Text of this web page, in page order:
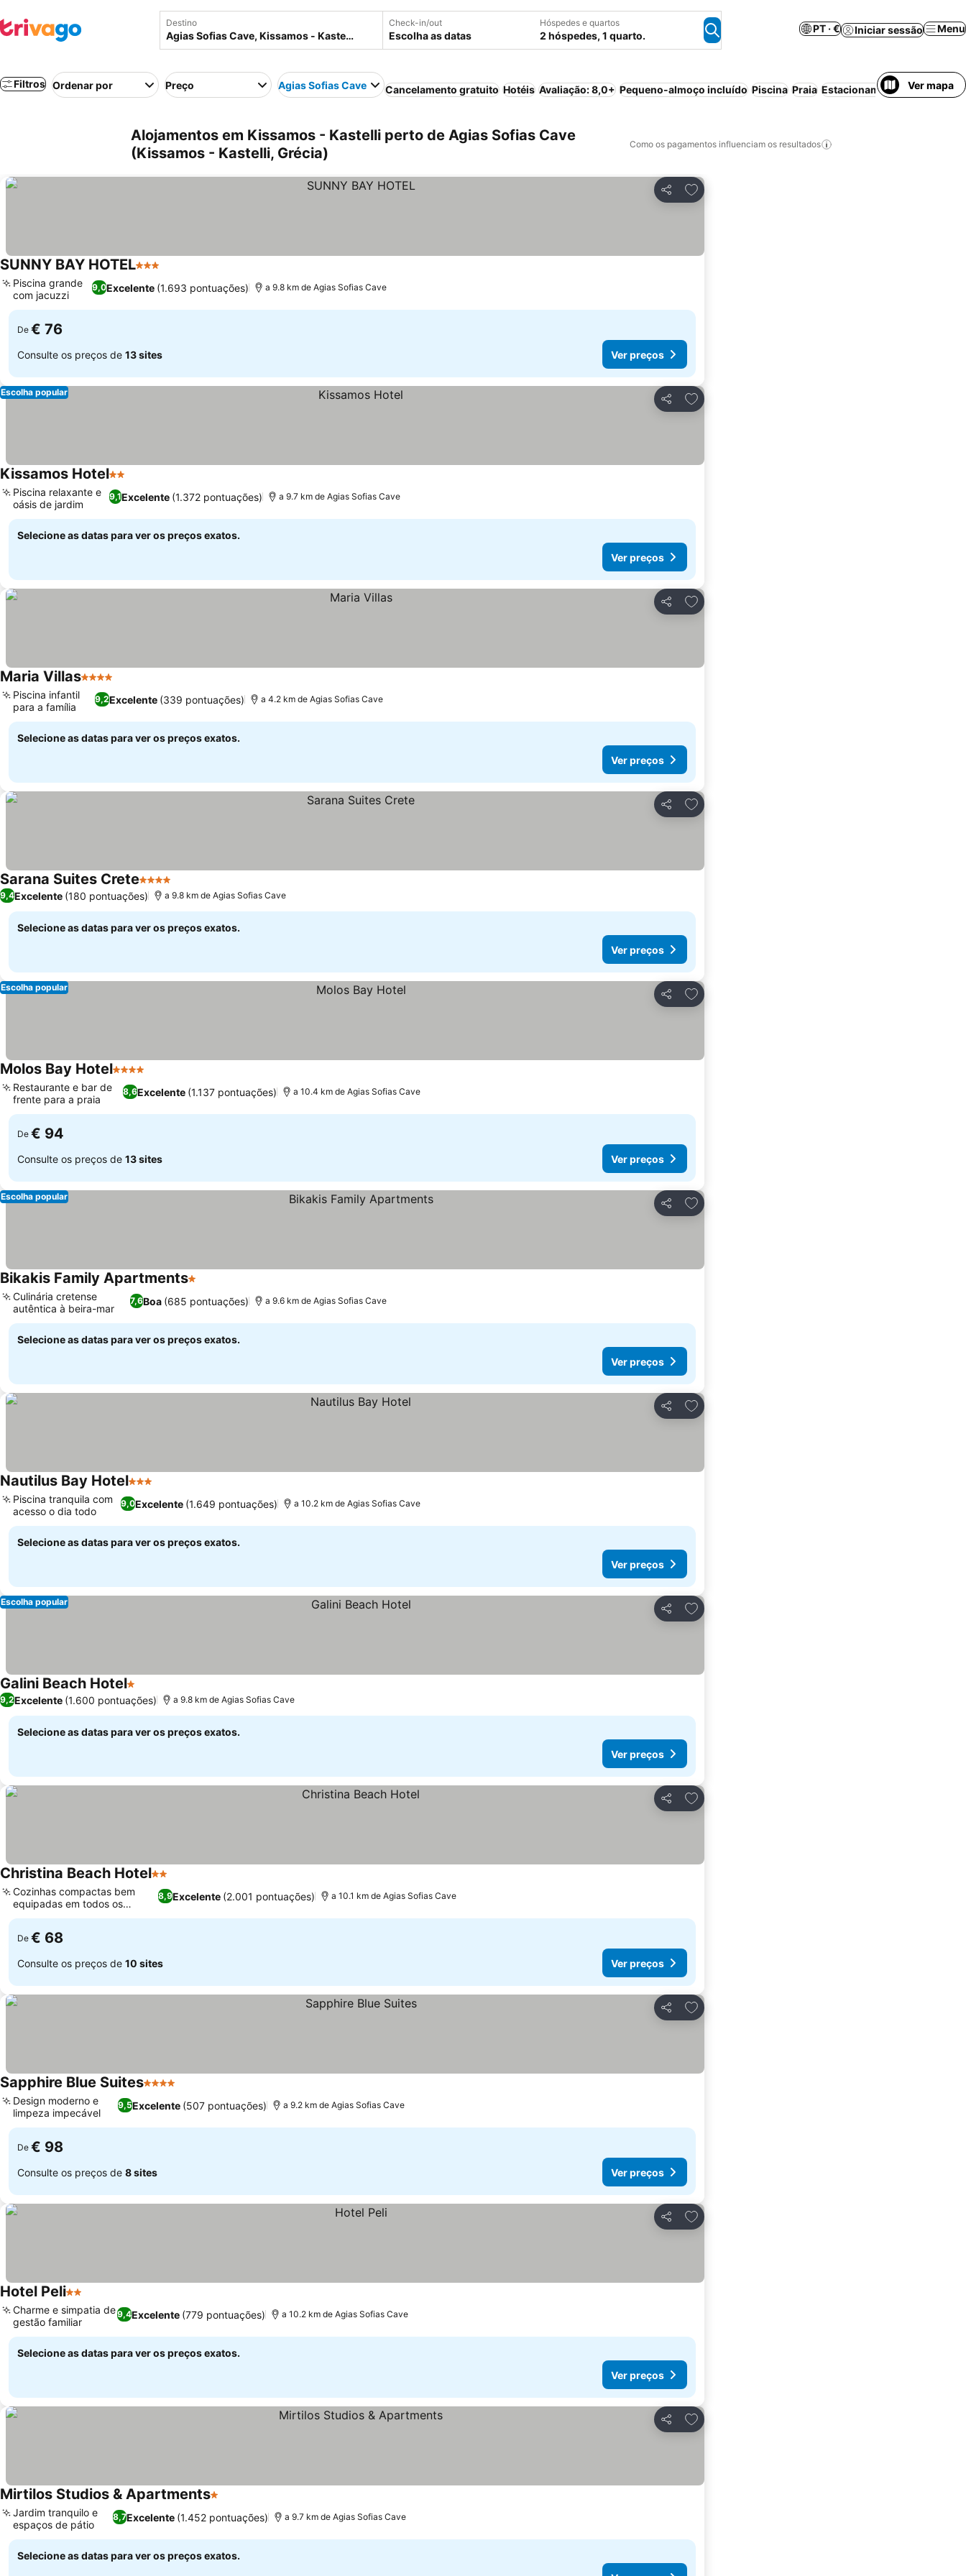
Destino Check-in/out
Escolha as datas
Hóspedes e quartos
2 hóspedes, 1 quarto.
PT · € Iniciar sessão Menu
Filtros Ordenar por Preço Agias Sofias Cave Cancelamento gratuito Hotéis Avaliação: 8,0+ Pequeno-almoço incluído Piscina Praia Estacionamento Aparthotel
Ver mapa
Alojamentos em Kissamos - Kastelli perto de Agias Sofias Cave
(Kissamos - Kastelli, Grécia)
Como os pagamentos influenciam os resultados
Partilhar
Adicionar aos favoritos
SUNNY BAY HOTEL3 Estrelas
9,0Excelente (1.693 pontuações)
Piscina grande
com jacuzzi
a 9.8 km de Agias Sofias Cave
De € 76
Consulte os preços de 13 sites Ver preços
Partilhar
Adicionar aos favoritos
Escolha popular
Kissamos Hotel2 Estrelas
9,1Excelente (1.372 pontuações)
Piscina relaxante e
oásis de jardim
a 9.7 km de Agias Sofias Cave
Selecione as datas para ver os preços exatos.
Ver preços
Partilhar
Adicionar aos favoritos
Maria Villas4 Estrelas
9,2Excelente (339 pontuações)
Piscina infantil
para a família
a 4.2 km de Agias Sofias Cave
Selecione as datas para ver os preços exatos.
Ver preços
Partilhar
Adicionar aos favoritos
Sarana Suites Crete4 Estrelas
9,4Excelente (180 pontuações) a 9.8 km de Agias Sofias Cave
Selecione as datas para ver os preços exatos.
Ver preços
Partilhar
Adicionar aos favoritos
Escolha popular
Molos Bay Hotel4 Estrelas
8,6Excelente (1.137 pontuações)
Restaurante e bar de
frente para a praia
a 10.4 km de Agias Sofias Cave
De € 94
Consulte os preços de 13 sites Ver preços
Partilhar
Adicionar aos favoritos
Escolha popular
Bikakis Family Apartments1 Estrelas
7,6Boa (685 pontuações)
Culinária cretense
autêntica à beira-mar
a 9.6 km de Agias Sofias Cave
Selecione as datas para ver os preços exatos.
Ver preços
Partilhar
Adicionar aos favoritos
Nautilus Bay Hotel3 Estrelas
9,0Excelente (1.649 pontuações)
Piscina tranquila com
acesso o dia todo
a 10.2 km de Agias Sofias Cave
Selecione as datas para ver os preços exatos.
Ver preços
Partilhar
Adicionar aos favoritos
Escolha popular
Galini Beach Hotel1 Estrelas
Ver preços
9,2Excelente (1.600 pontuações) a 9.8 km de Agias Sofias Cave
Selecione as datas para ver os preços exatos.
Ver preços
Partilhar
Adicionar aos favoritos
Christina Beach Hotel2 Estrelas
8,9Excelente (2.001 pontuações)
Cozinhas compactas bem
equipadas em todos os
quartos
a 10.1 km de Agias Sofias Cave
De € 68
Consulte os preços de 10 sites Ver preços
Partilhar
Adicionar aos favoritos
Sapphire Blue Suites4 Estrelas
9,5Excelente (507 pontuações)
Design moderno e
limpeza impecável
a 9.2 km de Agias Sofias Cave
De € 98
Consulte os preços de 8 sites Ver preços
Partilhar
Adicionar aos favoritos
Hotel Peli2 Estrelas
9,4Excelente (779 pontuações)
Charme e simpatia de
gestão familiar
a 10.2 km de Agias Sofias Cave
Selecione as datas para ver os preços exatos.
Ver preços
Partilhar
Adicionar aos favoritos
Mirtilos Studios & Apartments1 Estrelas
8,7Excelente (1.452 pontuações)
Jardim tranquilo e
espaços de pátio
a 9.7 km de Agias Sofias Cave
Selecione as datas para ver os preços exatos.